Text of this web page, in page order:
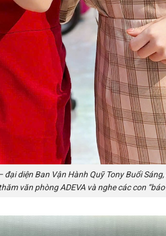
đại diện Ban Vận Hành Quỹ Tony Buổi
văn phòng ADEVA và nghe các con